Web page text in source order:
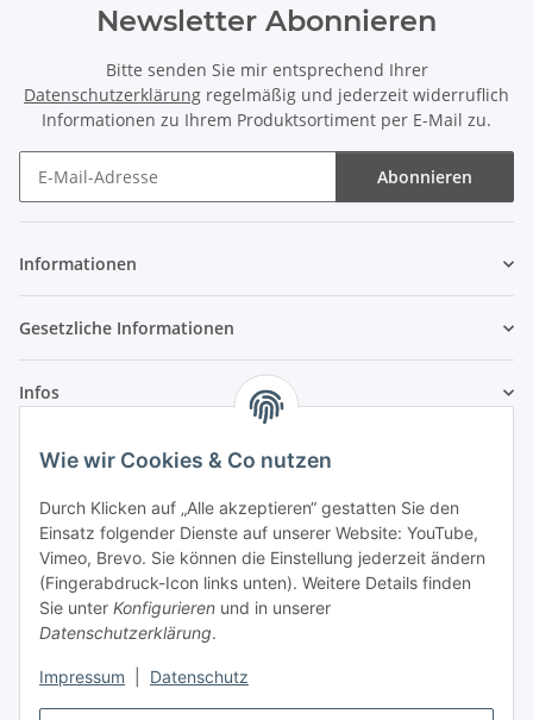
Wie wir Cookies & Co nutzen
Durch Klicken auf „Alle akzeptieren“ gestatten Sie den
Einsatz folgender Dienste auf unserer Website: YouTube,
Vimeo, Brevo. Sie können die Einstellung jederzeit ändern
(Fingerabdruck-Icon links unten). Weitere Details finden
Sie unter Konfigurieren und in unserer
Datenschutzerklärung.
Impressum Datenschutz
Newsletter Abonnieren
Bitte senden Sie mir entsprechend Ihrer
Datenschutzerklärung regelmäßig und jederzeit widerruflich
Informationen zu Ihrem Produktsortiment per E-Mail zu.
Abonnieren
Informationen
Gesetzliche Informationen
Infos
Laden - Öffnungszeiten:
Montag 09:00Uhr bis
16:00 Uhr
Dienstag
09:00 Uhr bis
17:00 Uhr
Mittwoch
09:00 Uhr bis 16:00 Uhr
Donnerstag
09:00 Uhr bis
17:00 Uhr
Freitag
09:00 Uhr
Samstag
09:00 Uhr